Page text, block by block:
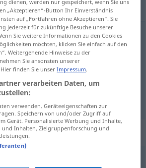
Wettkampf
für "Wettkampf"
dienen, werden nur gespeichert, wenn Sie uns
„Akzeptieren“-Button Ihr Einverständnis
auf „Fortfahren ohne Akzeptieren“. Sie
jederzeit für zukünftige Besuche unserer
Sie weitere Informationen zu den Cookies
möchten, klicken Sie einfach auf den
Weitergehende Hinweise zu der
Sie ansonsten unserer
Hier finden Sie unserImpressum.
verarbeiten Daten, um
verwenden. Geräteeigenschaften zur
Speichern von und/oder Zugriff auf
Gerät. Personalisierte Werbung und Inhalte,
und Inhalten, Zielgruppenforschung und